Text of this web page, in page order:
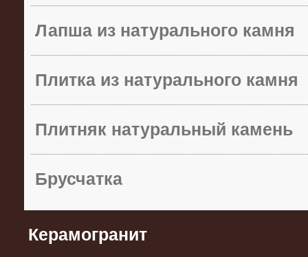
Лапша из натурального камня
Плитка из натурального камня
Плитняк натуральный камень
Брусчатка
Керамогранит